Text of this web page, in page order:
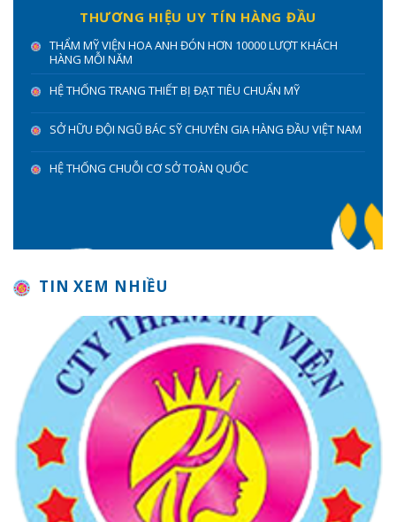
THƯƠNG HIỆU UY TÍN HÀNG ĐẦU
THẨM MỸ VIỆN HOA ANH ĐÓN HƠN 10000 LƯỢT KHÁCH
HÀNG MỖI NĂM
HỆ THỐNG TRANG THIẾT BỊ ĐẠT TIÊU CHUẨN MỸ
SỞ HỮU ĐỘI NGŨ BÁC SỸ CHUYÊN GIA HÀNG ĐẦU VIỆT NAM
HỆ THỐNG CHUỖI CƠ SỞ TOÀN QUỐC
TIN XEM NHIỀU